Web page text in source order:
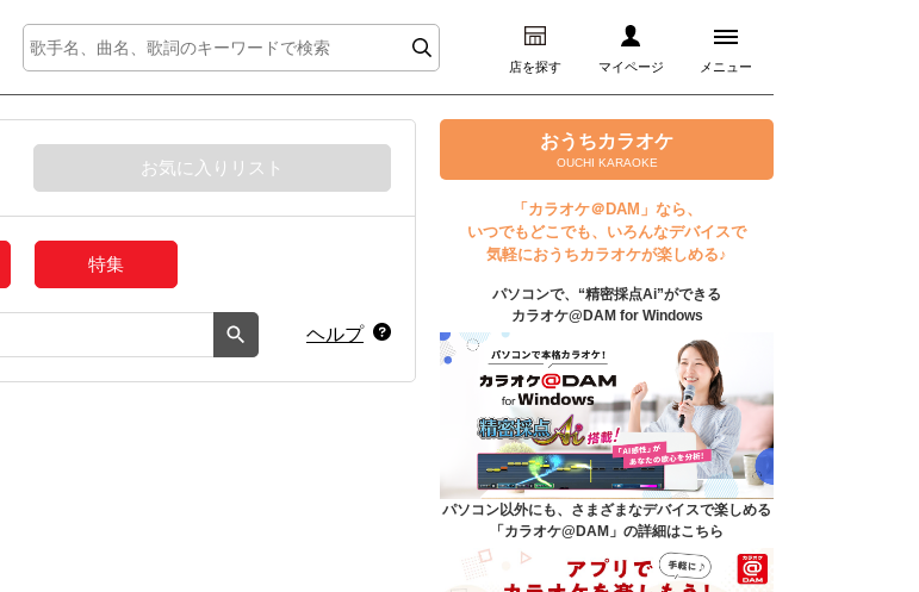
店を探す マイページ メニュー
ログイン
マイページ
プレミアムサービス
DAM★とも動画
DAM★とも録音
カラオケ＠DAM
ユーザー検索
キャンペーン
お気に入りリスト
特集
ヘルプ
おうちカラオケ
OUCHI KARAOKE
「カラオケ＠DAM」なら、
いつでもどこでも、いろんなデバイスで
気軽におうちカラオケが楽しめる♪
パソコンで、“精密採点Ai”ができる
カラオケ@DAM for Windows
パソコン以外にも、さまざまなデバイスで楽しめる
「カラオケ@DAM」の詳細はこちら